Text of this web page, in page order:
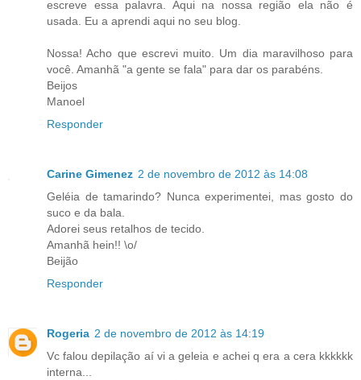
escreve essa palavra. Aqui na nossa região ela não é
usada. Eu a aprendi aqui no seu blog.
Nossa! Acho que escrevi muito. Um dia maravilhoso para
você. Amanhã "a gente se fala" para dar os parabéns.
Beijos
Manoel
Responder
Carine Gimenez 2 de novembro de 2012 às 14:08
Geléia de tamarindo? Nunca experimentei, mas gosto do
suco e da bala.
Adorei seus retalhos de tecido.
Amanhã hein!! \o/
Beijão
Responder
Rogeria 2 de novembro de 2012 às 14:19
Vc falou depilação aí vi a geleia e achei q era a cera kkkkkk
interna...